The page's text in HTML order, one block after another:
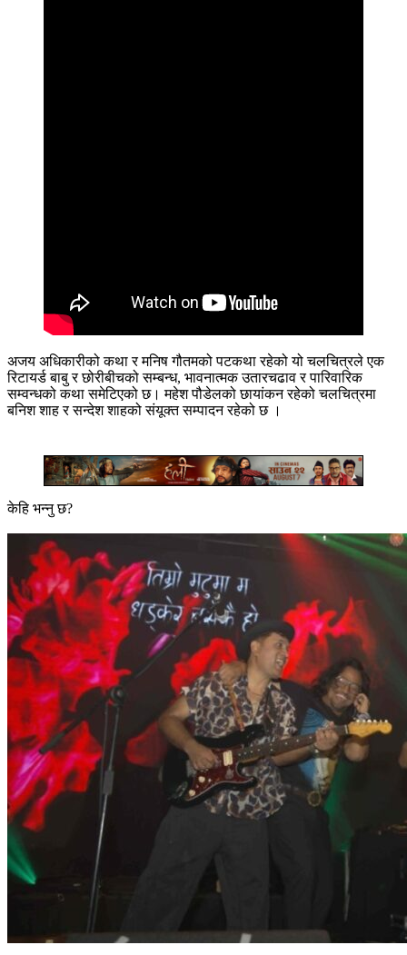
अजय अधिकारीको कथा र मनिष गौतमको पटकथा रहेको यो चलचित्रले एक
रिटायर्ड बाबु र छोरीबीचको सम्बन्ध, भावनात्मक उतारचढाव र पारिवारिक
सम्वन्धको कथा समेटिएको छ। महेश पौडेलको छायांकन रहेको चलचित्रमा
बनिश शाह र सन्देश शाहको संयूक्त सम्पादन रहेको छ ।
केहि भन्नु छ?